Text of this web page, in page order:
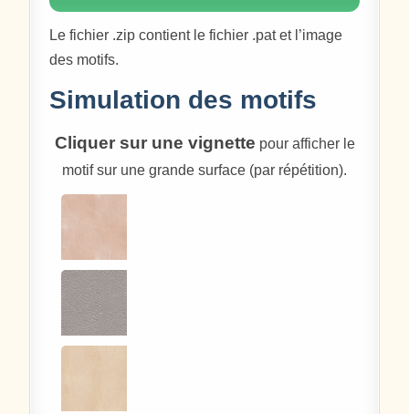
Le fichier .zip contient le fichier .pat et l’image
des motifs.
Simulation des motifs
Cliquer sur une vignette pour afficher le
motif sur une grande surface (par répétition).